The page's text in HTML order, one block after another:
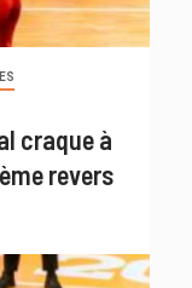
craque à
revers